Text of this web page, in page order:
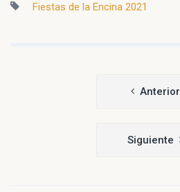
Fiestas de la Encina 2021
Anterior
Siguiente